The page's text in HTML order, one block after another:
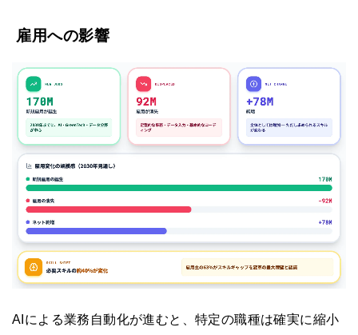
雇用への影響
AIによる業務自動化が進むと、特定の職種は確実に縮小